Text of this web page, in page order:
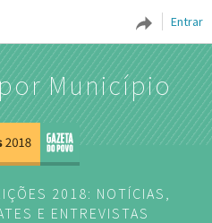
Entrar
Município
2018: NOTÍCIAS,
E ENTREVISTAS